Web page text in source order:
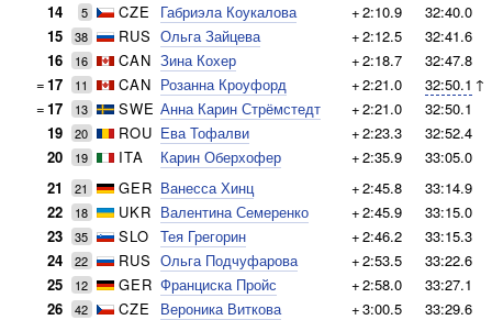
14
5 CZE Габриэла Коукалова +2:10.9
32:40.0
15
38 RUS Ольга Зайцева +2:12.5
32:41.6
16
16 CAN Зина Кохер +2:18.7
32:47.8
=17 11 CAN Розанна Кроуфорд +2:21.0 32:50.1 ↑
=17 13 SWE Анна Карин Стрёмстедт +2:21.0
32:50.1
19
20 ROU Ева Тофалви +2:23.3
32:52.4
20
19 ITA Карин Оберхофер +2:35.9
33:05.0
21
21 GER Ванесса Хинц +2:45.8
33:14.9
22
18 UKR Валентина Семеренко +2:45.9
33:15.0
23
35 SLO Тея Грегорин +2:46.2
33:15.3
24
22 RUS Ольга Подчуфарова +2:53.5
33:22.6
25
12 GER Франциска Пройс +2:58.0
33:27.1
26
42 CZE Вероника Виткова +3:00.5
33:29.6